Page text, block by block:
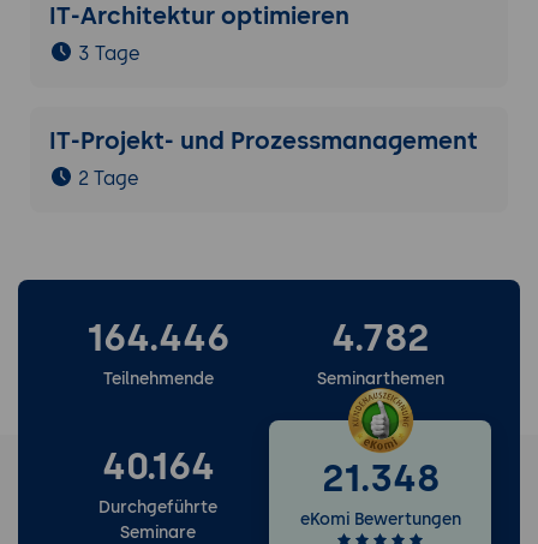
IT-Architektur optimieren
3 Tage
IT-Projekt- und Prozessmanagement
2 Tage
164.446
Teilnehmende
4.782
Seminarthemen
40.164
Durchgeführte
Seminare
21.348
eKomi Bewertungen